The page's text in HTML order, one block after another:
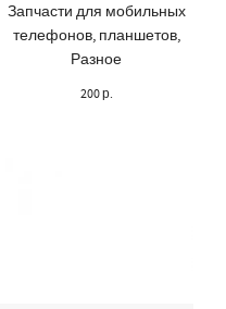
Запчасти для мобильных
телефонов, планшетов,
Разное
200р.